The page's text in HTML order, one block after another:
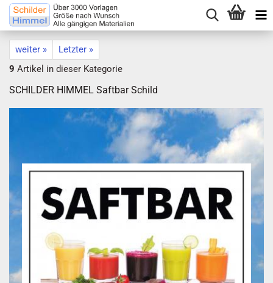
weiter »
Letzter »
9 Artikel in dieser Kategorie
SCHILDER HIMMEL Saftbar Schild